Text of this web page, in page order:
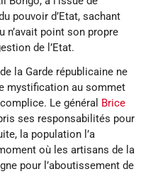
pouvoir d’Etat, sachant
point son propre
de l’Etat.
la Garde républicaine ne
mystification au sommet
Le général Brice
ses responsabilités pour
la population l’a
où les artisans de la
pour l’aboutissement de